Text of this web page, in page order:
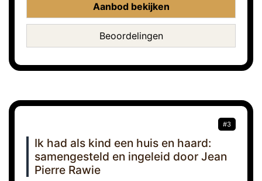
Aanbod bekijken
Beoordelingen
#3
Ik had als kind een huis en haard:
samengesteld en ingeleid door Jean
Pierre Rawie